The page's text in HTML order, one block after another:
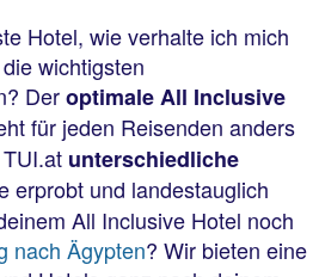
Hotel, wie verhalte ich mich
wichtigsten
Deroptimale All Inclusive
für jeden Reisenden anders
unterschiedliche
erprobt und landestauglich
All Inclusive Hotel noch
nach Ägypten? Wir bieten eine